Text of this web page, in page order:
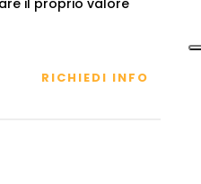
RICHIEDI INFO